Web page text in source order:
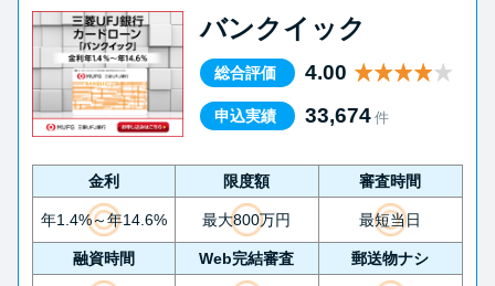
バンクイック
総合評価 4.00
申込実績 33,674 件
金利 限度額 審査時間
年1.4%～年14.6% 最大800万円 最短当日
融資時間 Web完結審査 郵送物ナシ